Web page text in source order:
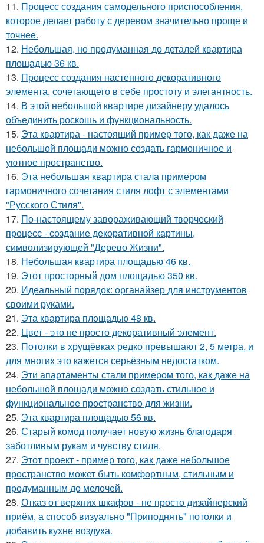
11. Процесс создания самодельного приспособления,
которое делает работу с деревом значительно проще и
точнее.
12. Небольшая, но продуманная до деталей квартира
площадью 36 кв.
13. Процесс создания настенного декоративного
элемента, сочетающего в себе простоту и элегантность.
14. В этой небольшой квартире дизайнеру удалось
объединить роскошь и функциональность.
15. Эта квартира - настоящий пример того, как даже на
небольшой площади можно создать гармоничное и
уютное пространство.
16. Эта небольшая квартира стала примером
гармоничного сочетания стиля лофт с элементами
"Русского Стиля".
17. По-настоящему завораживающий творческий
процесс - создание декоративной картины,
символизирующей "Дерево Жизни".
18. Небольшая квартира площадью 46 кв.
19. Этот просторный дом площадью 350 кв.
20. Идеальный порядок: органайзер для инструментов
своими руками.
21. Эта квартира площадью 48 кв.
22. Цвет - это не просто декоративный элемент.
23. Потолки в хрущёвках редко превышают 2, 5 метра, и
для многих это кажется серьёзным недостатком.
24. Эти апартаменты стали примером того, как даже на
небольшой площади можно создать стильное и
функциональное пространство для жизни.
25. Эта квартира площадью 56 кв.
26. Старый комод получает новую жизнь благодаря
заботливым рукам и чувству стиля.
27. Этот проект - пример того, как даже небольшое
пространство может быть комфортным, стильным и
продуманным до мелочей.
28. Отказ от верхних шкафов - не просто дизайнерский
приём, а способ визуально "Приподнять" потолки и
добавить кухне воздуха.